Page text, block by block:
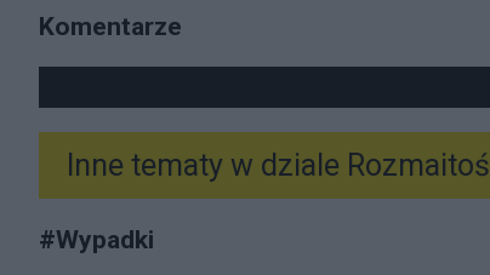
Komentarze
Inne tematy w dziale
#Wypadki